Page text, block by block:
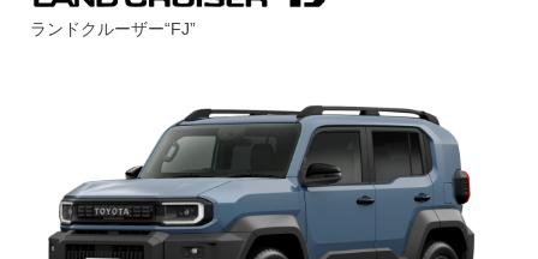
ランドクルーザー“FJ”